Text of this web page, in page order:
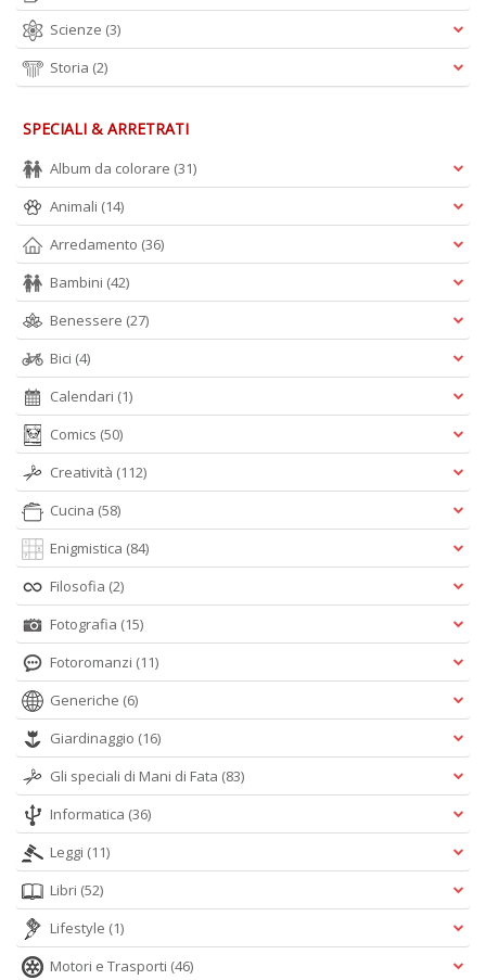
Scienze (3)
Storia (2)
SPECIALI & ARRETRATI
Album da colorare (31)
Animali (14)
Arredamento (36)
Bambini (42)
Benessere (27)
Bici (4)
Calendari (1)
Comics (50)
Creatività (112)
Cucina (58)
Enigmistica (84)
Filosofia (2)
Fotografia (15)
Fotoromanzi (11)
Generiche (6)
Giardinaggio (16)
Gli speciali di Mani di Fata (83)
Informatica (36)
Leggi (11)
Libri (52)
Lifestyle (1)
Motori e Trasporti (46)